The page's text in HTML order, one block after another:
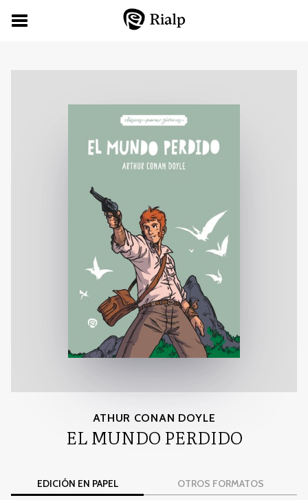
ATHUR CONAN DOYLE
EL MUNDO PERDIDO
EDICIÓN EN PAPEL OTROS FORMATOS